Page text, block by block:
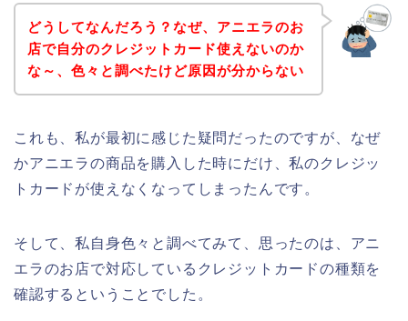
どうしてなんだろう？なぜ、アニエラのお
店で自分のクレジットカード使えないのか
な～、色々と調べたけど原因が分からない
これも、私が最初に感じた疑問だったのですが、なぜ
かアニエラの商品を購入した時にだけ、私のクレジッ
トカードが使えなくなってしまったんです。
そして、私自身色々と調べてみて、思ったのは、アニ
エラのお店で対応しているクレジットカードの種類を
確認するということでした。